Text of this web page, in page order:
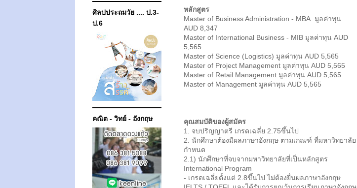
หลักสูตร
Master of Business Administration - MBA มูลค่าทุน
AUD 8,347
Master of International Business - MIB มูลค่าทุน AUD
5,565
Master of Science (Logistics) มูลค่าทุน AUD 5,565
Master of Project Management มูลค่าทุน AUD 5,565
Master of Retail Management มูลค่าทุน AUD 5,565
Master of Management มูลค่าทุน AUD 5,565
คุณสมบัติของผู้สมัคร
1. จบปริญญาตรี เกรดเฉลี่ย 2.75ขึ้นไป
2. นักศึกษาต้องมีผลภาษาอังกฤษ ตามเกณฑ์ ที่มหาวิทยาลัย
กำหนด
2.1) นักศึกษาที่จบจากมหาวิทยาลัยที่เป็นหลักสูตร
International Program
- เกรดเฉลี่ยตั้งแต่ 2.8ขึ้นไป ไม่ต้องยื่นผลภาษาอังกฤษ
ศิลปประถมวัย .... ป.3-
ป.6
คณิต - วิทย์ - อังกฤษ